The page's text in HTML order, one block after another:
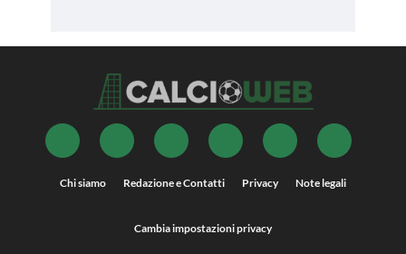
Chi siamo Redazione e Contatti Privacy Note legali
Cambia impostazioni privacy